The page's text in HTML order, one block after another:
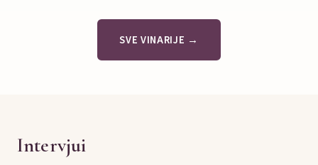
SVE VINARIJE →
Intervjui